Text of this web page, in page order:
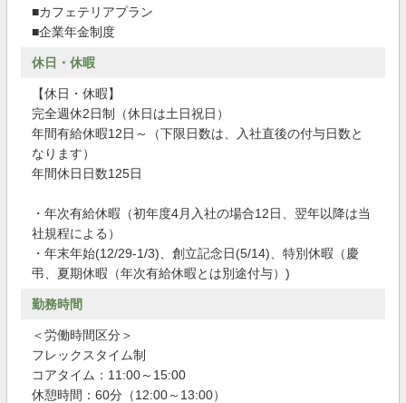
■カフェテリアプラン
■企業年金制度
休日・休暇
【休日・休暇】
完全週休2日制（休日は土日祝日）
年間有給休暇12日～（下限日数は、入社直後の付与日数と
なります）
年間休日日数125日
・年次有給休暇（初年度4月入社の場合12日、翌年以降は当
社規程による）
・年末年始(12/29-1/3)、創立記念日(5/14)、特別休暇（慶
弔、夏期休暇（年次有給休暇とは別途付与）)
勤務時間
＜労働時間区分＞
フレックスタイム制
コアタイム：11:00～15:00
休憩時間：60分（12:00～13:00）